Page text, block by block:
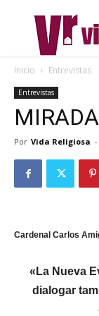
Inicio Entrevistas
Entrevistas
Por Vida Religiosa -
Cardenal Carlos
«La Nueva
dialogar